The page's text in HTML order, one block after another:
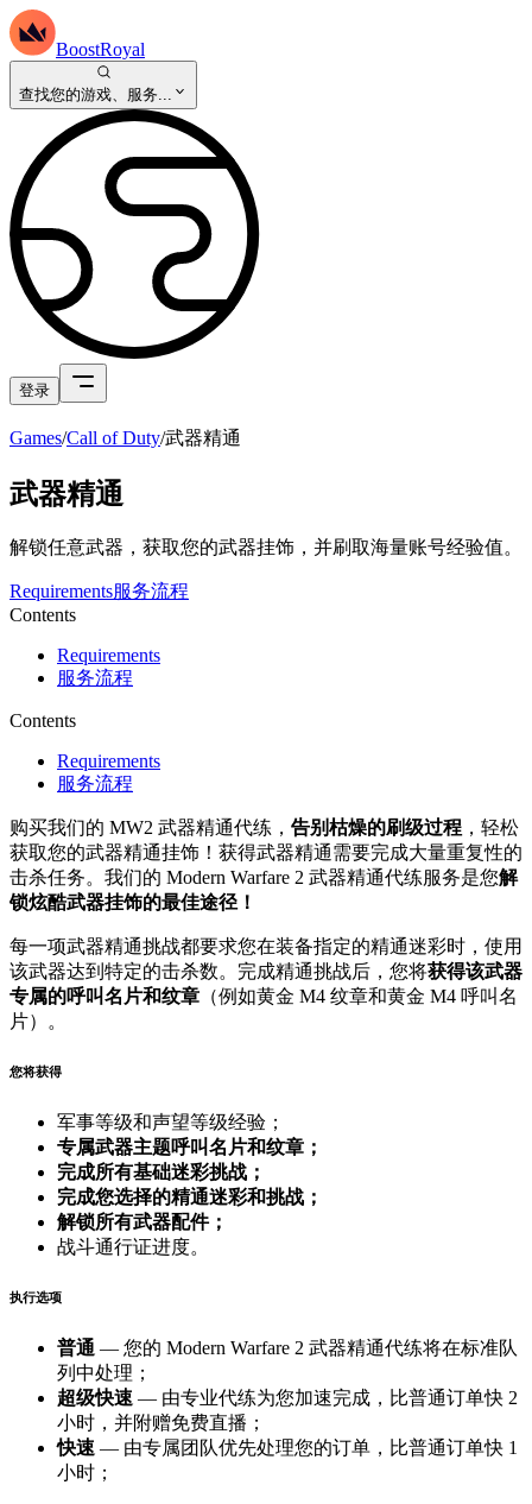
BoostRoyal
查找您的游戏、服务...
登录
Games/Call of Duty/武器精通
武器精通
解锁任意武器，获取您的武器挂饰，并刷取海量账号经验值。
Requirements服务流程
Contents
Requirements
服务流程
Contents
Requirements
服务流程
购买我们的 MW2 武器精通代练， 告别枯燥的刷级过程 ，轻松
获取您的武器精通挂饰！获得武器精通需要完成大量重复性的
击杀任务。我们的 Modern Warfare 2 武器精通代练服务是您解
锁炫酷武器挂饰的最佳途径！
每一项武器精通挑战都要求您在装备指定的精通迷彩时，使用
该武器达到特定的击杀数。完成精通挑战后，您将获得该武器
专属的呼叫名片和纹章 （例如黄金 M4 纹章和黄金 M4 呼叫名
片）。
您将获得
军事等级和声望等级经验；
专属武器主题呼叫名片和纹章；
完成所有基础迷彩挑战；
完成您选择的精通迷彩和挑战；
解锁所有武器配件；
战斗通行证进度。
执行选项
普通 — 您的 Modern Warfare 2 武器精通代练将在标准队
列中处理；
超级快速 — 由专业代练为您加速完成，比普通订单快 2
小时，并附赠免费直播；
快速 — 由专属团队优先处理您的订单，比普通订单快 1
小时；